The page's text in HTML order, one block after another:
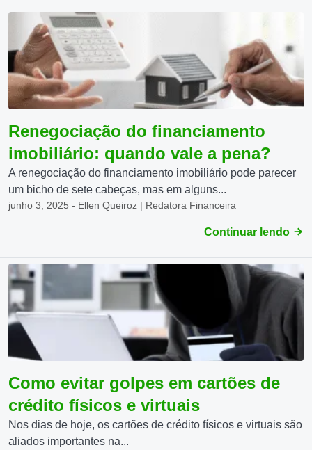
Renegociação do financiamento
imobiliário: quando vale a pena?
A renegociação do financiamento imobiliário pode parecer
um bicho de sete cabeças, mas em alguns...
junho 3, 2025 - Ellen Queiroz | Redatora Financeira
Continuar lendo
Como evitar golpes em cartões de
crédito físicos e virtuais
Nos dias de hoje, os cartões de crédito físicos e virtuais são
aliados importantes na...